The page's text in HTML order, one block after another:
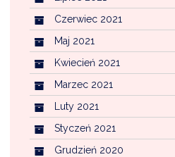
Czerwiec 2021
Maj 2021
Kwiecień 2021
Marzec 2021
Luty 2021
Styczeń 2021
Grudzień 2020